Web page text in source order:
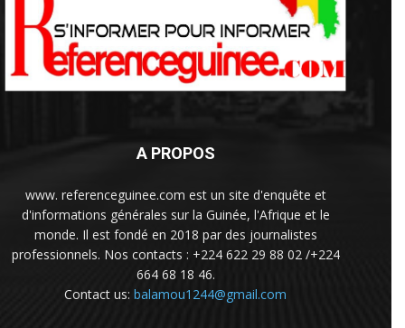
A PROPOS
www. referenceguinee.com est un site d'enquête et
d'informations générales sur la Guinée, l'Afrique et le
monde. Il est fondé en 2018 par des journalistes
professionnels. Nos contacts : +224 622 29 88 02 /+224
664 68 18 46.
Contact us: balamou1244@gmail.com